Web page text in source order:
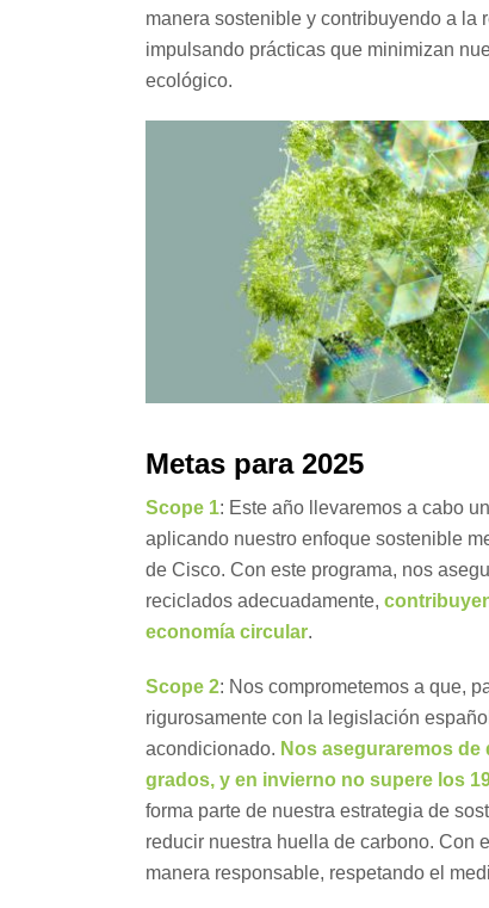
manera sostenible y contribuyendo a la
impulsando prácticas que minimizan
ecológico.
Metas para 2025
Scope 1: Este año llevaremos a cabo
aplicando nuestro enfoque sostenible
de Cisco. Con este programa, nos
reciclados adecuadamente,
economía circular.
Scope 2: Nos comprometemos a que,
rigurosamente con la legislación
acondicionado. Nos aseguraremos de
grados, y en invierno no supere los
forma parte de nuestra estrategia de
reducir nuestra huella de carbono. Con
manera responsable, respetando el